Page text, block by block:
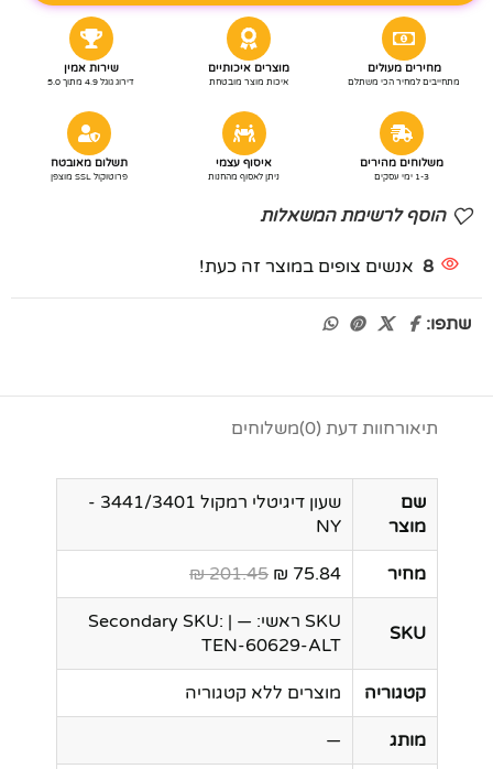
מחירים מעולים
מתחייבים למחיר הכי משתלם
מוצרים איכותיים
איכות מוצר מובטחת
שירות אמין
דירוג גוגל 4.9 מתוך 5.0
משלוחים מהירים
1-3 ימי עסקים
איסוף עצמי
ניתן לאסוף מהחנות
תשלום מאובטח
פרוטוקול SSL מוצפן
הוסף לרשימת המשאלות
8 אנשים צופים במוצר זה כעת!
שתפו:
תיאורחוות דעת (0) משלוחים
שם
מוצר
שעון דיגיטלי רמקול 3441/3401 -
NY
מחיר 75.84 ₪
201.45 ₪
SKU
SKU ראשי: — | Secondary SKU:
TEN-60629-ALT
קטגוריה מוצרים ללא קטגוריה
מותג —